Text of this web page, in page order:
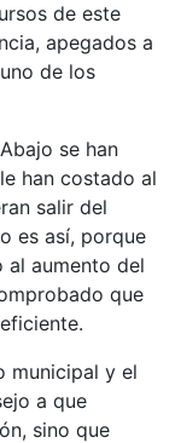
de este
apegados a
de los
se han
han costado al
salir del
es así, porque
al aumento del
que
municipal y el
a que
sino que